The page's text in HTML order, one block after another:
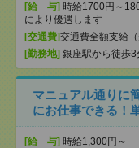
[給 与] 時給1700円～
により優遇します
[交通費]交通費全額支給（
[勤務地] 銀座駅から徒歩3
マニュアル通りに
にお仕事できる！
[給 与] 時給1,300円～